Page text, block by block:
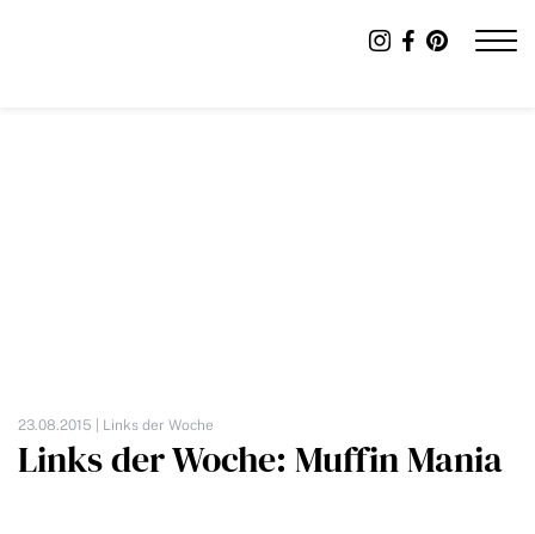
23.08.2015 | Links der Woche
Links der Woche: Muffin Mania